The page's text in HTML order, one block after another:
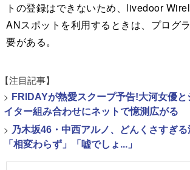
トの登録はできないため、livedoor
ANスポットを利用するときは、プログ
要がある。
【注目記事】
> FRIDAYが熱愛スクープ予告!大河女優と
イター組み合わせにネットで憶測広がる
> 乃木坂46・中西アルノ、どんくさすぎ
「相変わらず」「嘘でしょ...」